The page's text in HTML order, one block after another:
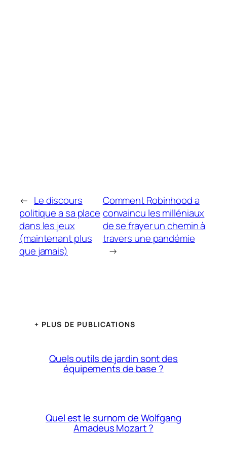
← Le discours
politique a sa place
dans les jeux
(maintenant plus
que jamais)
Comment Robinhood a
convaincu les milléniaux
de se frayer un chemin à
travers une pandémie
→
+ PLUS DE PUBLICATIONS
Quels outils de jardin sont des
équipements de base ?
Quel est le surnom de Wolfgang
Amadeus Mozart ?